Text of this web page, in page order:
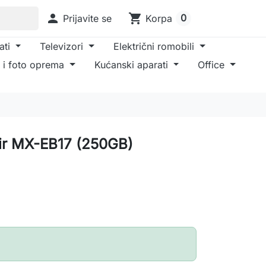
 Prijavite se shopping_cart Korpa 0
Televizori
Električni romobili
i foto oprema Kućanski aparati
Office
MX-EB17 (250GB)